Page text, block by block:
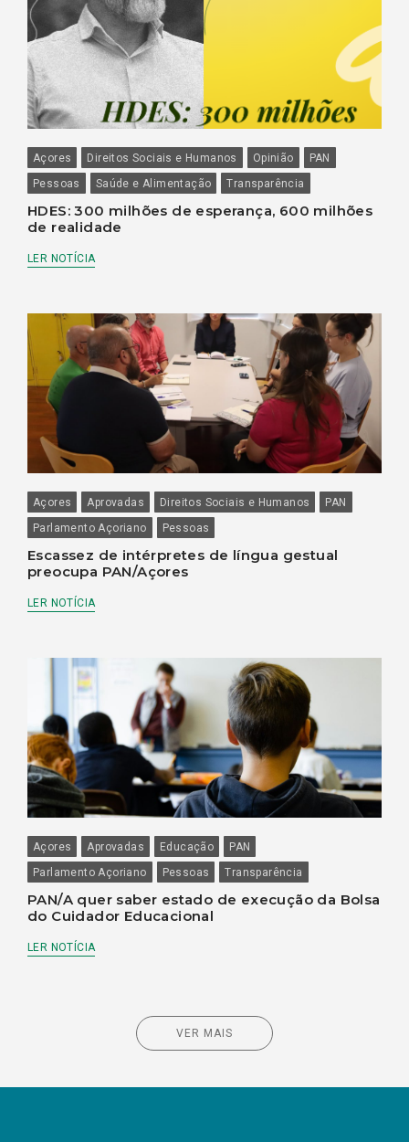
Açores Direitos Sociais e Humanos Opinião
PAN
Pessoas
Saúde e Alimentação Transparência
HDES: 300 milhões de esperança, 600 milhões
de realidade
LER NOTÍCIA
Açores Aprovadas Direitos Sociais e Humanos
PAN
Parlamento Açoriano
Pessoas
Escassez de intérpretes de língua gestual
preocupa PAN/Açores
LER NOTÍCIA
Açores Aprovadas Educação
PAN
Parlamento Açoriano
Pessoas Transparência
PAN/A quer saber estado de execução da Bolsa
do Cuidador Educacional
LER NOTÍCIA
VER MAIS